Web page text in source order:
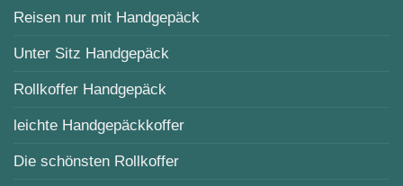
Reisen nur mit Handgepäck
Unter Sitz Handgepäck
Rollkoffer Handgepäck
leichte Handgepäckkoffer
Die schönsten Rollkoffer